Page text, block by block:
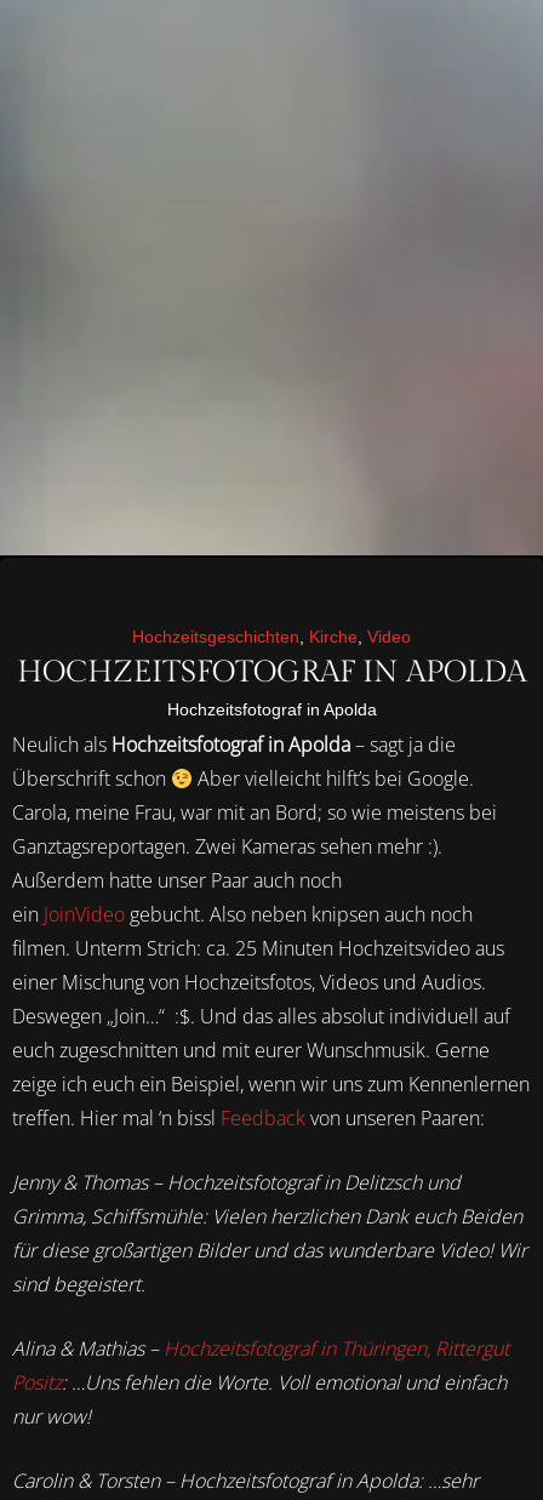
Hochzeitsgeschichten Kirche Video
HOCHZEITSFOTOGRAF IN APOLDA
Hochzeitsfotograf in Apolda
Neulich als Hochzeitsfotograf in Apolda– sagt ja die
Überschrift schon
Aber vielleicht hilft’s bei Google.
Carola, meine Frau, war mit an Bord; so wie meistens bei
Ganztagsreportagen. Zwei Kameras sehen mehr :).
Außerdem hatte unser Paar auch noch
ein JoinVideo gebucht. Also neben knipsen auch noch
filmen. Unterm Strich: ca. 25 Minuten Hochzeitsvideo aus
einer Mischung von Hochzeitsfotos, Videos und Audios.
Deswegen „Join…“ :$. Und das alles absolut individuell auf
euch zugeschnitten und mit eurer Wunschmusik. Gerne
zeige ich euch ein Beispiel, wenn wir uns zum Kennenlernen
treffen. Hier mal ‘n bissl Feedbackvon unseren Paaren:
Jenny & Thomas – Hochzeitsfotograf in Delitzsch und
Grimma, Schiffsmühle: Vielen herzlichen Dank euch Beiden
für diese großartigen Bilder und das wunderbare Video! Wir
sind begeistert.
Alina & Mathias –Hochzeitsfotograf in Thüringen, Rittergut
Positz: …Uns fehlen die Worte. Voll emotional und einfach
nur wow!
Carolin & Torsten – Hochzeitsfotograf in Apolda: …sehr